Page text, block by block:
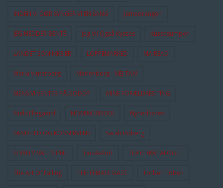
INDEN VI DØR SYNGER VI EN SANG Jantedrengen
JEG HEDDER BENTE Jeg Vil Også Kysses Kussesumpen
LANDET SOM IKKE ER LOPPEMARKED MAIREAD
Maria Vinterberg Marienborg - NEJ TAK!
MENS VI VENTER PÅ GODOT MINE FORÆLDRES TING
Niels Ellegaard NOMINERINGER Nyhedsbrev
SANDHED OG KONSEKVENS Sarah Boberg
SHIRLEY VALENTINE Tarok-Kort TEATERKATALOGET
The Art Of Falling THE FEMALE GAZE Torben Toben